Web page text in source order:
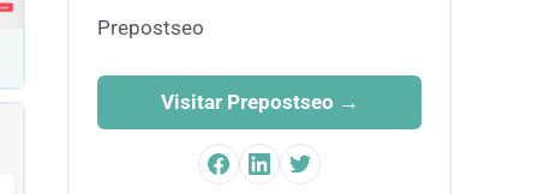
Prepostseo
Visitar Prepostseo →